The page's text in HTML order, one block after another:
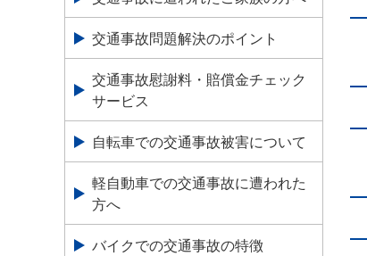
交通事故問題解決のポイント
交通事故慰謝料・賠償金チェック
サービス
自転車での交通事故被害について
軽自動車での交通事故に遭われた
方へ
バイクでの交通事故の特徴